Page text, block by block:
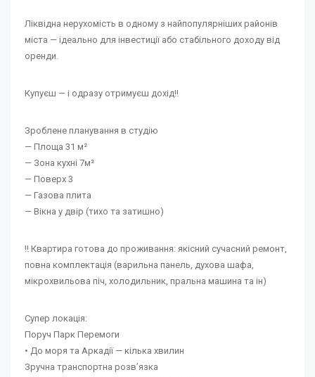
Ліквідна нерухомість в одному з найпопулярніших районів
міста — ідеально для інвестиції або стабільного доходу від
оренди.
Купуєш — і одразу отримуєш дохід‼️
Зроблене планування в студію
— Площа 31 м²
— Зона кухні 7м²
— Поверх 3
— Газова плита
— Вікна у двір (тихо та затишно)
‼️ Квартира готова до проживання: якісний сучасний ремонт,
повна комплектація (варильна панель, духова шафа,
мікрохвильова піч, холодильник, пральна машина та ін)
Супер локація:
Поруч Парк Перемоги
• До моря та Аркадії — кілька хвилин
Зручна транспортна розв’язка